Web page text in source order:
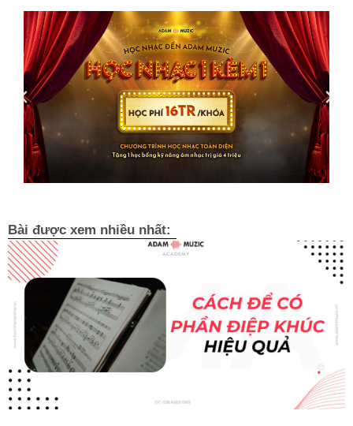
Bài được xem nhiều nhất: